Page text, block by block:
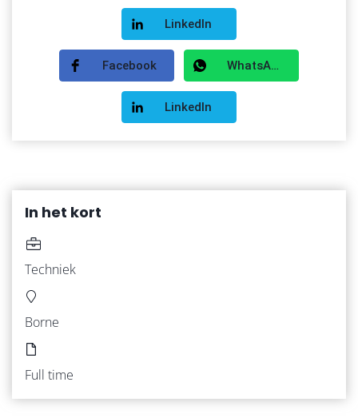
WERKNEMERS
LinkedIn
Facebook WhatsApp
LinkedIn
In het kort
Techniek
Borne
Full time